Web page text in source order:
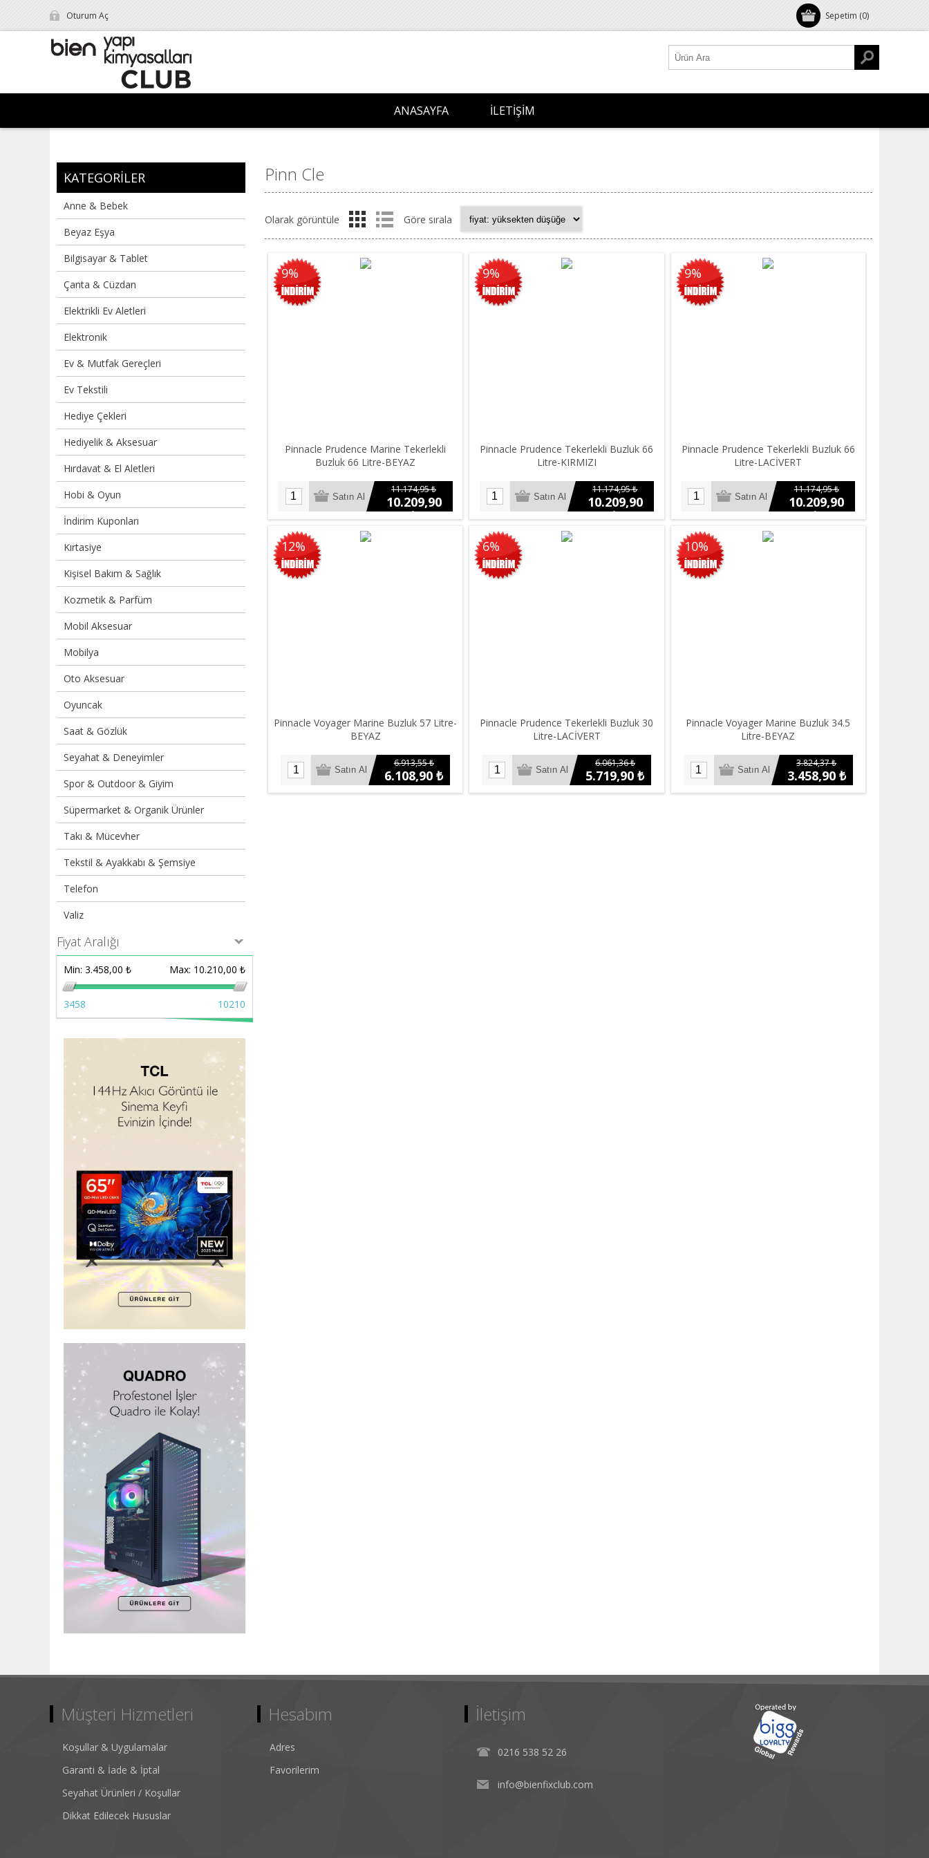
Sepetim (0)
Oturum Aç
ANASAYFA İLETIŞIM
KATEGORILER
Anne & Bebek
Beyaz Eşya
Bilgisayar & Tablet
Çanta & Cüzdan
Elektrikli Ev Aletleri
Elektronik
Ev & Mutfak Gereçleri
Ev Tekstili
Hediye Çekleri
Hediyelik & Aksesuar
Hırdavat & El Aletleri
Hobi & Oyun
İndirim Kuponları
Kırtasiye
Kişisel Bakım & Sağlık
Kozmetik & Parfüm
Mobil Aksesuar
Mobilya
Oto Aksesuar
Oyuncak
Saat & Gözlük
Seyahat & Deneyimler
Spor & Outdoor & Giyim
Süpermarket & Organik Ürünler
Takı & Mücevher
Tekstil & Ayakkabı & Şemsiye
Telefon
Valiz
Fiyat Aralığı
Min: 3.458,00 ₺ Max: 10.210,00 ₺
3458 10210
Pinn Cle
Olarak görüntüle Göre sırala
9%
Pinnacle Prudence Marine Tekerlekli
Buzluk 66 Litre-BEYAZ
11.174,95 ₺
10.209,90
₺
9%
Pinnacle Prudence Tekerlekli Buzluk 66
Litre-KIRMIZI
11.174,95 ₺
10.209,90
₺
9%
Pinnacle Prudence Tekerlekli Buzluk 66
Litre-LACİVERT
11.174,95 ₺
10.209,90
₺
12%
Pinnacle Voyager Marine Buzluk 57 Litre-
BEYAZ
6.913,55 ₺
6.108,90 ₺
6%
Pinnacle Prudence Tekerlekli Buzluk 30
Litre-LACİVERT
6.061,36 ₺
5.719,90 ₺
10%
Pinnacle Voyager Marine Buzluk 34.5
Litre-BEYAZ
3.824,37 ₺
3.458,90 ₺
Müşteri Hizmetleri
Koşullar & Uygulamalar
Garanti & İade & İptal
Seyahat Ürünleri / Koşullar
Dikkat Edilecek Hususlar
Hesabım
Adres
Favorilerim
İletişim
0216 538 52 26
info@bienfixclub.com